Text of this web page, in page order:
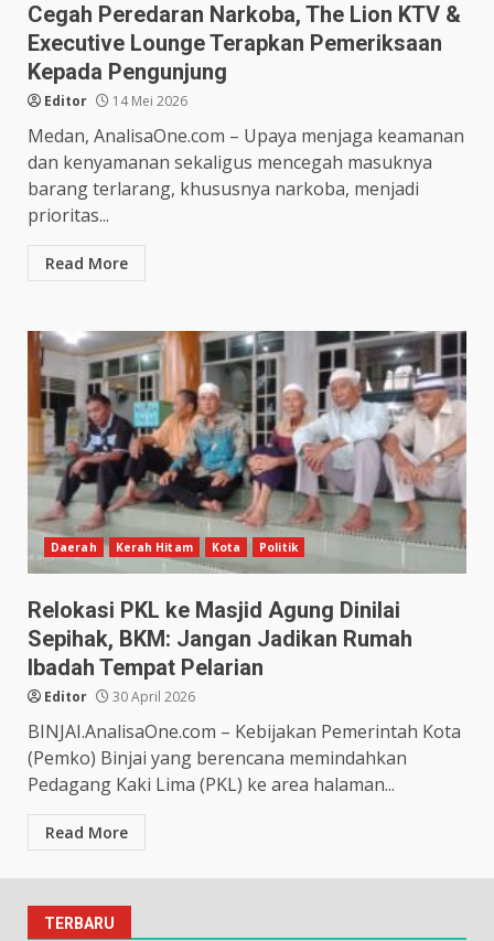
Cegah Peredaran Narkoba, The Lion KTV &
Executive Lounge Terapkan Pemeriksaan
Kepada Pengunjung
Editor 14 Mei 2026
Medan, AnalisaOne.com – Upaya menjaga keamanan
dan kenyamanan sekaligus mencegah masuknya
barang terlarang, khususnya narkoba, menjadi
prioritas...
Read More
Daerah Kerah Hitam Kota Politik
Relokasi PKL ke Masjid Agung Dinilai
Sepihak, BKM: Jangan Jadikan Rumah
Ibadah Tempat Pelarian
Editor 30 April 2026
BINJAI.AnalisaOne.com – Kebijakan Pemerintah Kota
(Pemko) Binjai yang berencana memindahkan
Pedagang Kaki Lima (PKL) ke area halaman...
Read More
TERBARU